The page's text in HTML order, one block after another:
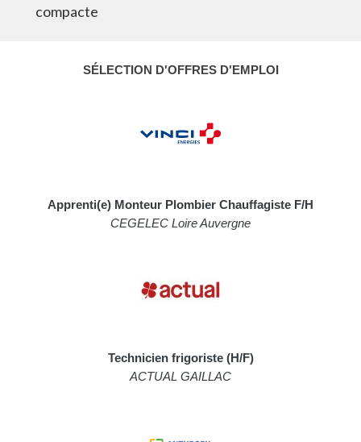
compacte
SÉLECTION D'OFFRES D'EMPLOI
Apprenti(e) Monteur Plombier Chauffagiste F/H
CEGELEC Loire Auvergne
Technicien frigoriste (H/F)
ACTUAL GAILLAC